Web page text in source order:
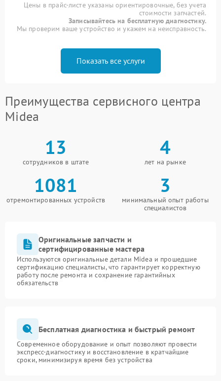
Цены в прайс-листе указаны ориентировочные, без учета
стоимости запчастей.
Записывайтесь на бесплатную диагностику.
Мы проверим ваше устройство и укажем на неисправность.
Показать все услуги
Преимущества сервисного центра
Midea
13
сотрудников в штате
4
лет на рынке
1081
отремонтированных устройств
3
минимальный опыт работы
специалистов
Оригинальные запчасти и
сертифицированные мастера
Используются оригинальные детали Midea и прошедшие
сертификацию специалисты, что гарантирует корректную
работу после ремонта и сохранение гарантийных
обязательств
Бесплатная диагностика и быстрый ремонт
Современное оборудование и опыт позволяют провести
экспресс-диагностику и восстановление в кратчайшие
сроки, минимизируя время без устройства